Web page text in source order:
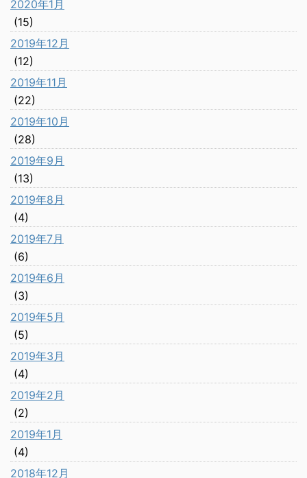
2020年1月
(15)
2019年12月
(12)
2019年11月
(22)
2019年10月
(28)
2019年9月
(13)
2019年8月
(4)
2019年7月
(6)
2019年6月
(3)
2019年5月
(5)
2019年3月
(4)
2019年2月
(2)
2019年1月
(4)
2018年12月